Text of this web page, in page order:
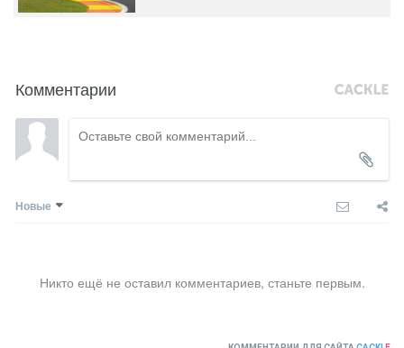
Комментарии
Новые
Никто ещё не оставил комментариев, станьте первым.